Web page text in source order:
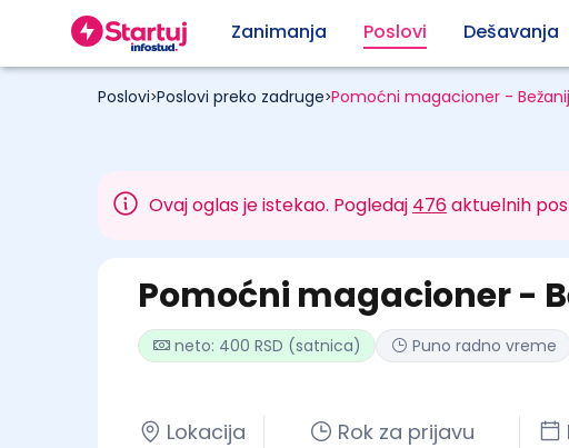
Zanimanja Poslovi Dešavanja
Poslovi>Poslovi preko zadruge>Pomoćni magacioner -
Ovaj oglas je istekao. Pogledaj 476aktuelnih
Pomoćni magacioner -
Lokacija
Rok za prijavu
neto: 400 RSD (satnica) Puno radno vreme